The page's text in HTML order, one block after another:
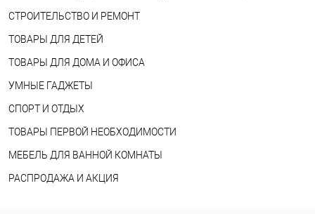
СТРОИТЕЛЬСТВО И РЕМОНТ
ТОВАРЫ ДЛЯ ДЕТЕЙ
ТОВАРЫ ДЛЯ ДОМА И ОФИСА
УМНЫЕ ГАДЖЕТЫ
СПОРТ И ОТДЫХ
ТОВАРЫ ПЕРВОЙ НЕОБХОДИМОСТИ
МЕБЕЛЬ ДЛЯ ВАННОЙ КОМНАТЫ
РАСПРОДАЖА И АКЦИЯ